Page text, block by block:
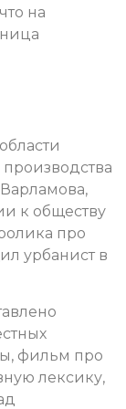
на
к обществу
про
урбанист в
фильм про
лексику,